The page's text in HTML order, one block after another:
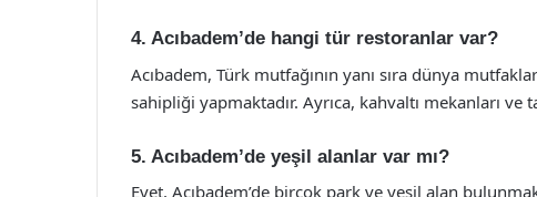
4. Acıbadem’de hangi tür restoranlar var?
Acıbadem, Türk mutfağının yanı sıra dünya
sahipliği yapmaktadır. Ayrıca, kahvaltı mekanları
5. Acıbadem’de yeşil alanlar var mı?
Evet, Acıbadem’de birçok park ve yeşil alan